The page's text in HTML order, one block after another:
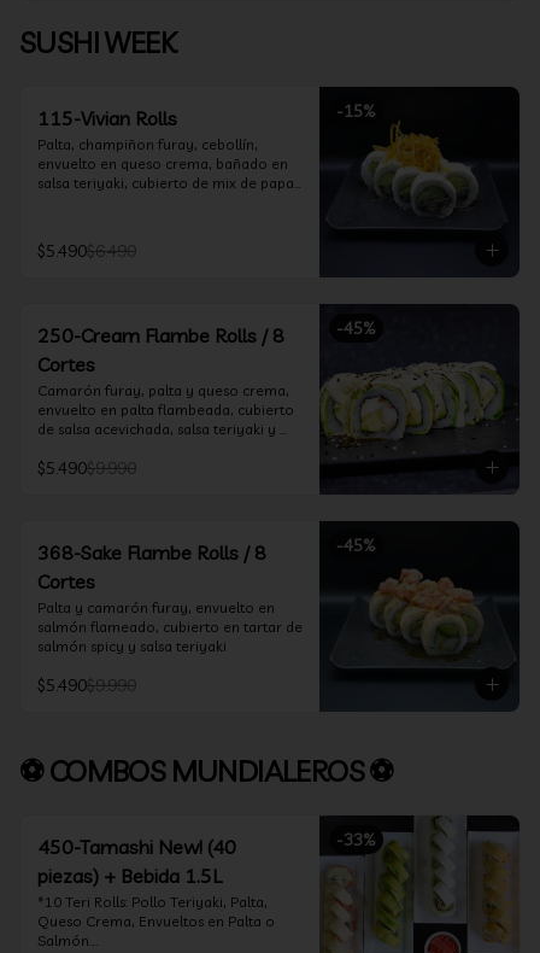
SUSHI WEEK
-15%
115-Vivian Rolls
Palta, champiñon furay, cebollín,
envuelto en queso crema, bañado en
salsa teriyaki, cubierto de mix de papas
$5.490$6.490
-45%
250-Cream Flambe Rolls / 8
Cortes
Camarón furay, palta y queso crema,
envuelto en palta flambeada, cubierto
de salsa acevichada, salsa teriyaki y
$5.490$9.990
-45%
368-Sake Flambe Rolls / 8
Cortes
Palta y camarón furay, envuelto en
salmón flameado, cubierto en tartar de
salmón spicy y salsa teriyaki
$5.490$9.990
⚽ COMBOS MUNDIALEROS ⚽
-33%
450-Tamashi New! (40
piezas) + Bebida 1.5L
*10 Teri Rolls: Pollo Teriyaki, Palta,
Queso Crema, Envueltos en Palta o
Salmón.